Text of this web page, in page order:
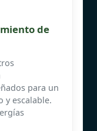
de
para un
y escalable.